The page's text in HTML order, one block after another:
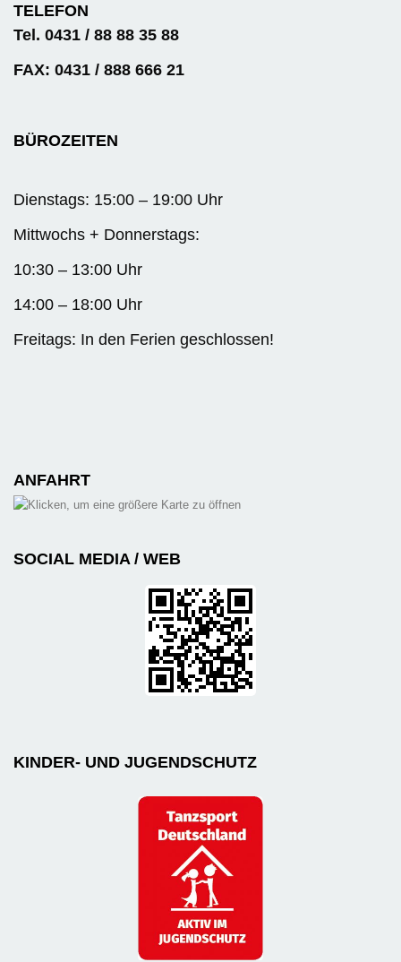
TELEFON
Tel. 0431 / 88 88 35 88
FAX: 0431 / 888 666 21
BÜROZEITEN
Dienstags: 15:00 – 19:00 Uhr
Mittwochs + Donnerstags:
10:30 – 13:00 Uhr
14:00 – 18:00 Uhr
Freitags: In den Ferien geschlossen!
ANFAHRT
SOCIAL MEDIA / WEB
KINDER- UND JUGENDSCHUTZ